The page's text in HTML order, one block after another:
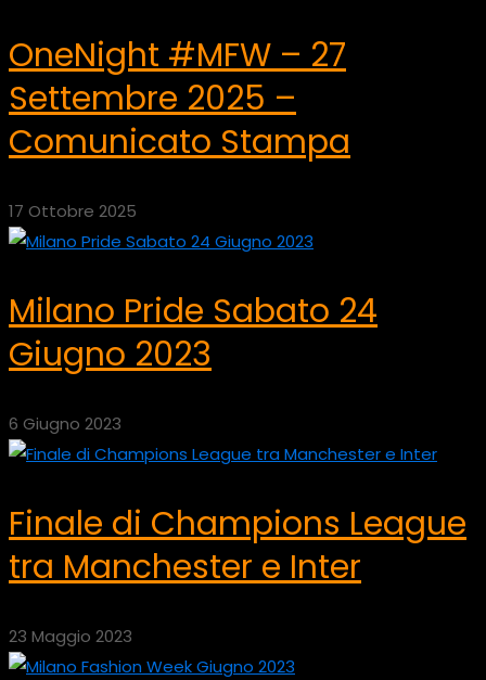
OneNight #MFW – 27
Settembre 2025 –
Comunicato Stampa
17 Ottobre 2025
Milano Pride Sabato 24
Giugno 2023
6 Giugno 2023
Finale di Champions League
tra Manchester e Inter
23 Maggio 2023